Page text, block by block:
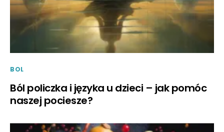
BOL
Ból policzka i języka u dzieci – jak pomóc
naszej pociesze?